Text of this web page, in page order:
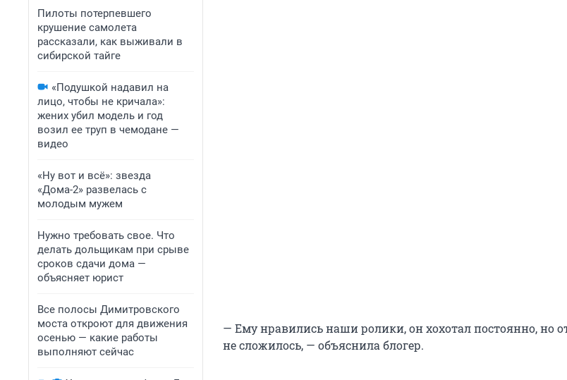
Пилоты потерпевшего
крушение самолета
рассказали, как выживали в
сибирской тайге
«Подушкой надавил на
лицо, чтобы не кричала»:
жених убил модель и год
возил ее труп в чемодане —
видео
«Ну вот и всё»: звезда
«Дома-2» развелась с
молодым мужем
Нужно требовать свое. Что
делать дольщикам при срыве
сроков сдачи дома —
объясняет юрист
Все полосы Димитровского
моста откроют для движения
осенью — какие работы
выполняют сейчас
— Ему нравились наши ролики, он хохотал постоянно, но
не сложилось, — объяснила блогер.